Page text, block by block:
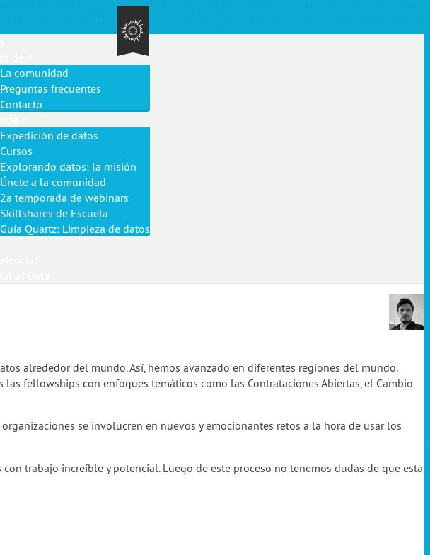
La comunidad
Preguntas frecuentes
Contacto
Expedición de datos
Cursos
Explorando datos: la misión
Únete a la comunidad
2a temporada de webinars
Skillshares de Escuela
Guía Quartz: Limpieza de datos
alrededor del mundo. Así, hemos avanzado en diferentes regiones del mundo.
fellowships con enfoques temáticos como las Contrataciones Abiertas, el Cambio
se involucren en nuevos y emocionantes retos a la hora de usar los
trabajo increíble y potencial. Luego de este proceso no tenemos dudas de que esta